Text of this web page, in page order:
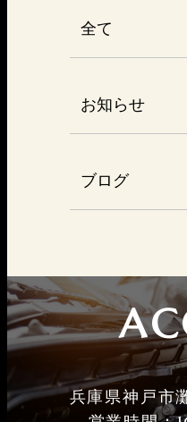
全て
お知らせ
ブログ
兵庫県神戸市